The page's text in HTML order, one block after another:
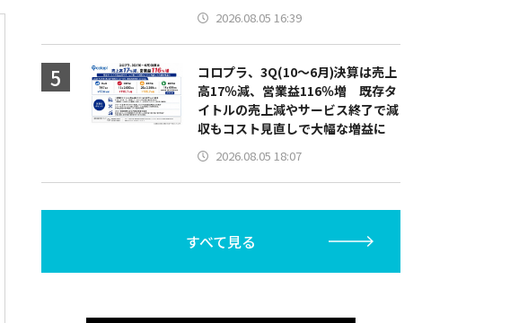
2026.08.05 16:39
コロプラ、3Q(10～6月)決算は売上
高17％減、営業益116％増 既存タ
イトルの売上減やサービス終了で減
収もコスト見直しで大幅な増益に
2026.08.05 18:07
すべて見る